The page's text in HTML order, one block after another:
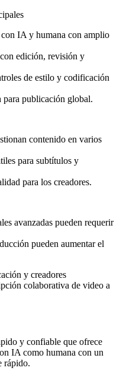
IA y humana con amplio
edición, revisión y
de estilo y codificación
para publicación global.
contenido en varios
para subtítulos y
para los creadores.
avanzadas pueden requerir
pueden aumentar el
y creadores
colaborativa de video a
y confiable que ofrece
IA como humana con un
rápido.